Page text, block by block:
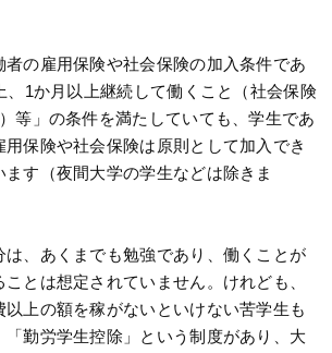
の雇用保険や社会保険の加入条件であ
、1か月以上継続して働くこと（社会保険
等」の条件を満たしていても、学生であ
用保険や社会保険は原則として加入でき
す（夜間大学の学生などは除きま
、あくまでも勉強であり、働くことが
とは想定されていません。けれども、
上の額を稼がないといけない苦学生も
「勤労学生控除」という制度があり、大